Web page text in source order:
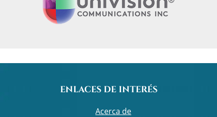
ENLACES DE INTERÉS
Acerca de